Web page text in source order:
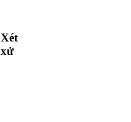
Xét
xử